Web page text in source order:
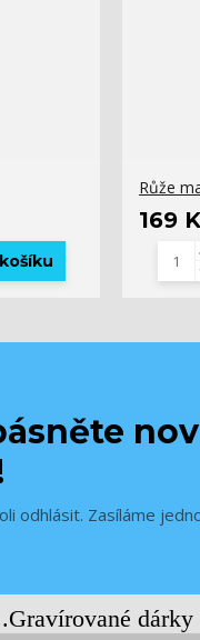
Růže
169
odhlásit. Zasíláme